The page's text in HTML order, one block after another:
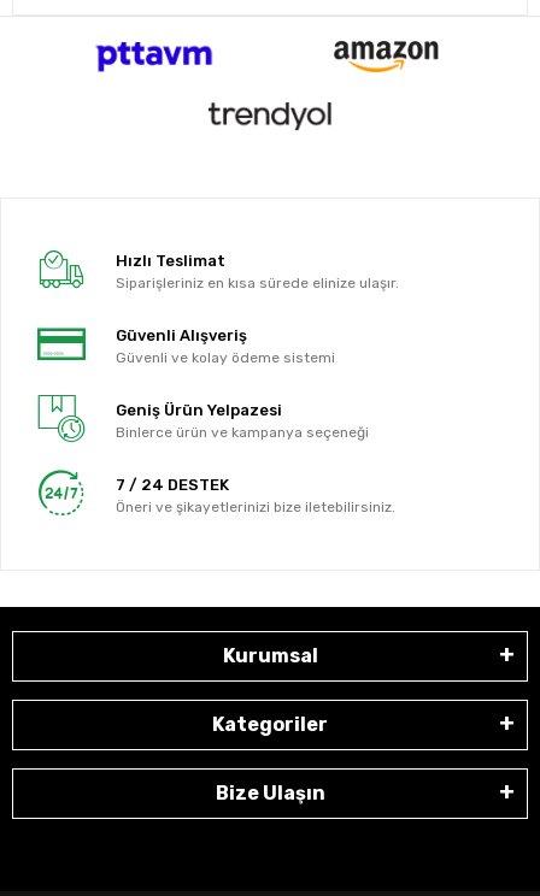
Hızlı Teslimat
Siparişleriniz en kısa sürede elinize ulaşır.
Güvenli Alışveriş
Güvenli ve kolay ödeme sistemi
Geniş Ürün Yelpazesi
Binlerce ürün ve kampanya seçeneği
7 / 24 DESTEK
Öneri ve şikayetlerinizi bize iletebilirsiniz.
Kurumsal
Kategoriler
Bize Ulaşın